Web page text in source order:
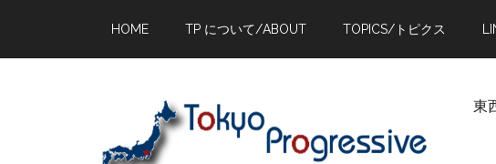
main
primary
footer
HOME TP について/ABOUT TOPICS/トピクス
東